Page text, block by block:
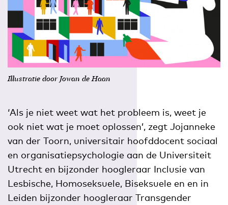
Illustratie door Jowan de Haan
‘Als je niet weet wat het probleem is, weet je
ook niet wat je moet oplossen’, zegt Jojanneke
van der Toorn, universitair hoofddocent sociaal
en organisatiepsychologie aan de Universiteit
Utrecht en bijzonder hoogleraar Inclusie van
Lesbische, Homoseksuele, Biseksuele en en in
Leiden bijzonder hoogleraar Transgender